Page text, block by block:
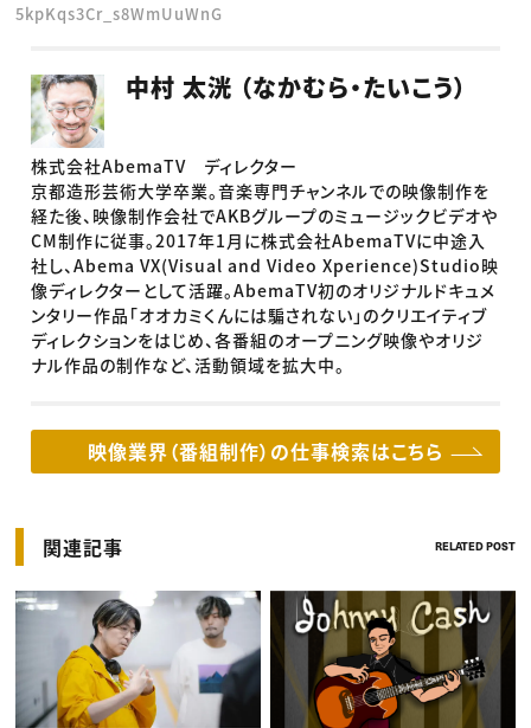
5kpKqs3Cr_s8WmUuWnG
中村 太洸 （なかむら・たいこう）
株式会社AbemaTV ディレクター
京都造形芸術大学卒業。音楽専門チャンネルでの映像制作を
経た後、映像制作会社でAKBグループのミュージックビデオや
CM制作に従事。2017年1月に株式会社AbemaTVに中途入
社し、Abema VX(Visual and Video Xperience)Studio映
像ディレクターとして活躍。AbemaTV初のオリジナルドキュメ
ンタリー作品「オオカミくんには騙されない」のクリエイティブ
ディレクションをはじめ、各番組のオープニング映像やオリジ
ナル作品の制作など、活動領域を拡大中。
映像業界（番組制作）の仕事検索はこちら
関連記事 RELATED POST